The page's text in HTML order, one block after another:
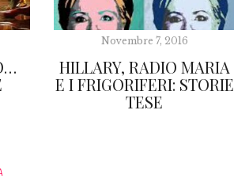
Novembre 7, 2016
HILLARY, RADIO MARIA
E I FRIGORIFERI: STORIE
TESE